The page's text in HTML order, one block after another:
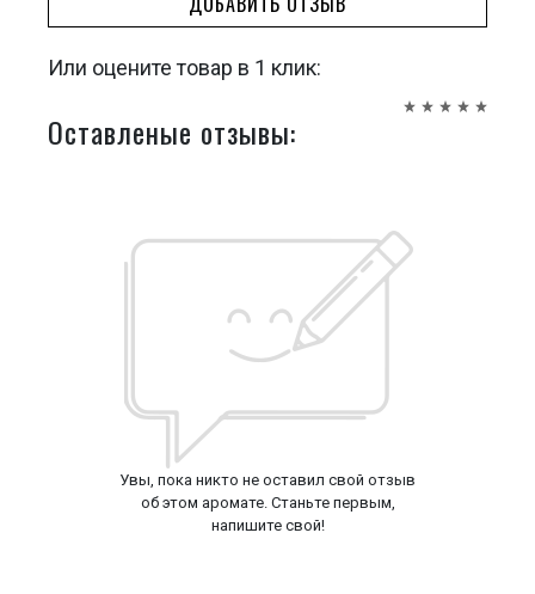
Или оцените товар в 1 клик:
Оставленые отзывы:
Увы, пока никто не оставил свой отзыв
об этом аромате. Станьте первым,
напишите свой!